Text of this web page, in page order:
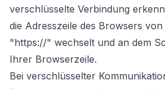
verschlüsselte Verbindung
die Adresszeile des Browsers
"https://" wechselt und an dem
Ihrer Browserzeile.
Bei verschlüsselter